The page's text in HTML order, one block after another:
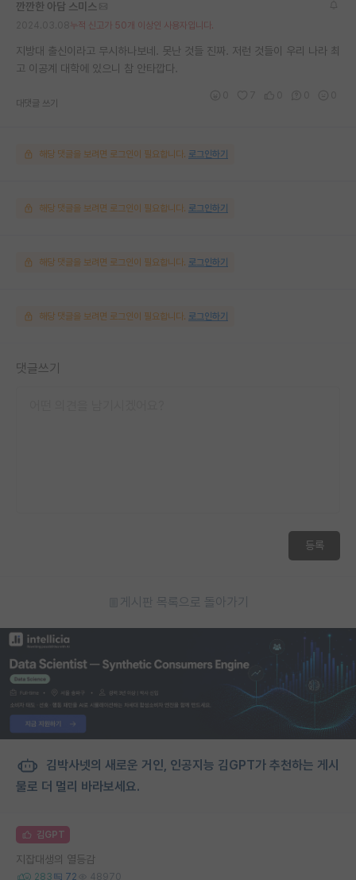
깐깐한 아담 스미스
누적 신고가 50개 이상인 사용자입니다.
지방대 출신이라고 무시하나보네. 못난 것들 진짜. 저런 것들이 우리 나라 최
고 이공계 대학에 있으니 참 안타깝다.
대댓글 쓰기
해당 댓글을 보려면 로그인이 필요합니다. 로그인하기
해당 댓글을 보려면 로그인이 필요합니다. 로그인하기
해당 댓글을 보려면 로그인이 필요합니다. 로그인하기
해당 댓글을 보려면 로그인이 필요합니다. 로그인하기
댓글쓰기
등록
게시판 목록으로 돌아가기
김박사넷의 새로운 거인, 인공지능 김GPT가 추천하는 게시
물로 더 멀리 바라보세요.
김GPT
지잡대생의 열등감
283 72 48970